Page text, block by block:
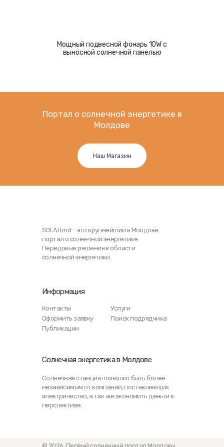
Мощный подвесной фонарь 10W c
выносной солнечной панелью
Портал о солнечной энергетике в
Молдове
Наш Магазин
SOLAR.md – это крупнейший в Молдове
портал о солнечной энергетике.
Передовые решения в области
солнечной энергетики.
Информация
Контакты
Услуги
Оформить заявку
Поиск подрядчика
Публикации
Солнечная энергетика в Молдове
Солнечная станция позволит быть более
независимым от компаний, поставляющих
электричество, а так же экономить деньги в
перспективе.